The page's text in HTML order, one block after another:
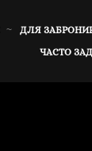
ДЛЯ
ЧАСТО